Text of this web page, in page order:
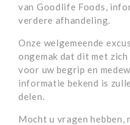
van Goodlife Foods,
verdere afhandeling.
Onze welgemeende
ongemak dat dit met
voor uw begrip en
informatie bekend is
delen.
Mocht u vragen hebben,